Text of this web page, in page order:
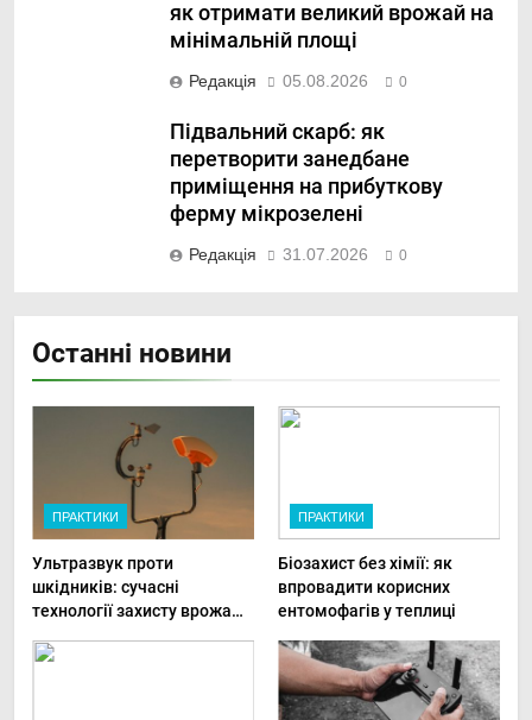
як отримати великий врожай на
мінімальній площі
Редакція 05.08.2026 0
Підвальний скарб: як
перетворити занедбане
приміщення на прибуткову
ферму мікрозелені
Редакція 31.07.2026 0
Останні новини
ПРАКТИКИ
Ультразвук проти
шкідників: сучасні
технології захисту врожаю
ПРАКТИКИ
Біозахист без хімії: як
впровадити корисних
ентомофагів у теплиці